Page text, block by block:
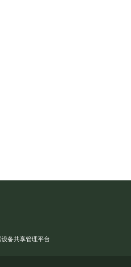
备共享管理平台